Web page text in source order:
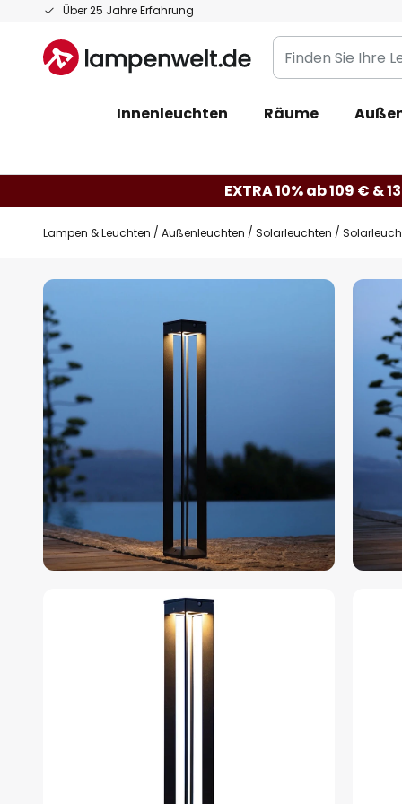
Über 25 Jahre Erfahrung
Zum
springen
Finden
Sie
Leuchte...
Innenleuchten Räume
EXTRA 10% ab 109 € &
Lampen & Leuchten Außenleuchten Solarleuchten
Zum
Ende
der
Bildgalerie
springen